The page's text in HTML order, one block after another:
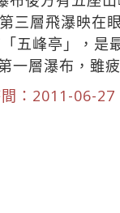
三層飛瀑映在
五峰亭」，是
層瀑布，雖
：2011-06-27